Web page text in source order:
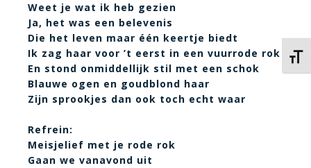
Weet je wat ik heb gezien
Ja, het was een belevenis
Die het leven maar één keertje biedt
Ik zag haar voor ’t eerst in een vuurrode rok
En stond onmiddellijk stil met een schok
Blauwe ogen en goudblond haar
Zijn sprookjes dan ook toch echt waar
Refrein:
Meisjelief met je rode rok
Gaan we vanavond uit